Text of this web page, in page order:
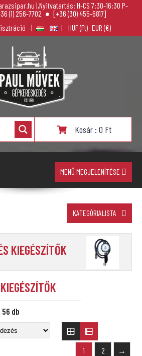
|,Nyitvatartás: H-CS 7:30-16:30 P-
(1) 256-7702
[+36 (30) 455-6817]
| |
Kosár: 0 Ft
MENÜ MEGJELENÍTÉSE
KATEGÓRIALISTA
KIEGÉSZÍTŐK
db
1 2 →